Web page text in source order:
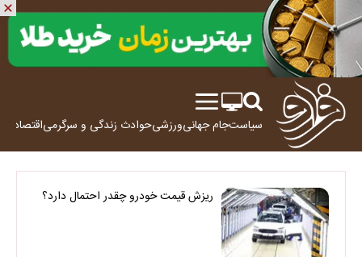
سیاستجام جهانیورزشیحوادث زندگی و سرگرمیاقتصاد
ریزش قیمت خودرو چقدر احتمال دارد؟